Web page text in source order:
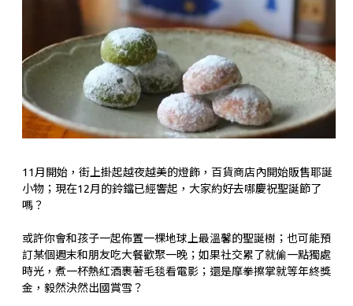
11月開始，街上掛起越夜越美的燈飾，百貨商店內開始販售耶誕
小物；現在12月的鈴鐺已經響起，大家約好去哪慶祝聖誕節了
嗎？
或許你會和孩子一起佈置一棵地球上最溫馨的聖誕樹；也可能預
訂某個週末和朋友吃大餐歡聚一晚；如果社交累了就偷一點獨處
時光，煮一杯熱紅酒裹著毛毯看電影；還是摩拳擦掌就等年終獎
金，毅然決然出國賞雪？